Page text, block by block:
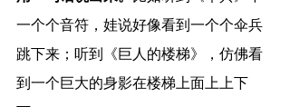
一个个音符，娃说好像看到一个个伞兵
跳下来；听到《巨人的楼梯》，仿佛看
到一个巨大的身影在楼梯上面上上下